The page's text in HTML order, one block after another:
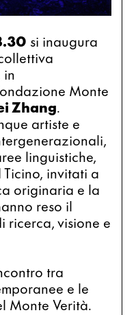
in
Monte
Zhang.
artiste e
linguistiche,
invitati a
originaria e la
reso il
ricerca, visione e
tra
e le
Monte Verità.